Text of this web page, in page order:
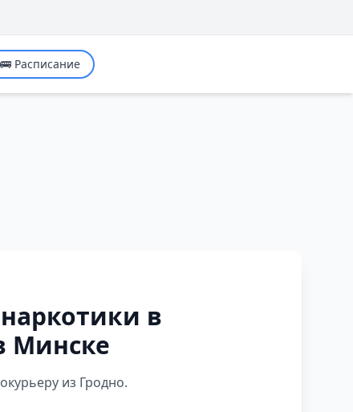
🚌 Расписание
в
Минске
из Гродно.